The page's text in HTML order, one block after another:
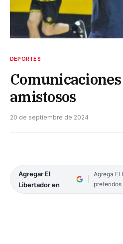
DEPORTES
amistosos
20 de septiembre de 2024
Agregar El
Libertador en
Agrega El
preferidos